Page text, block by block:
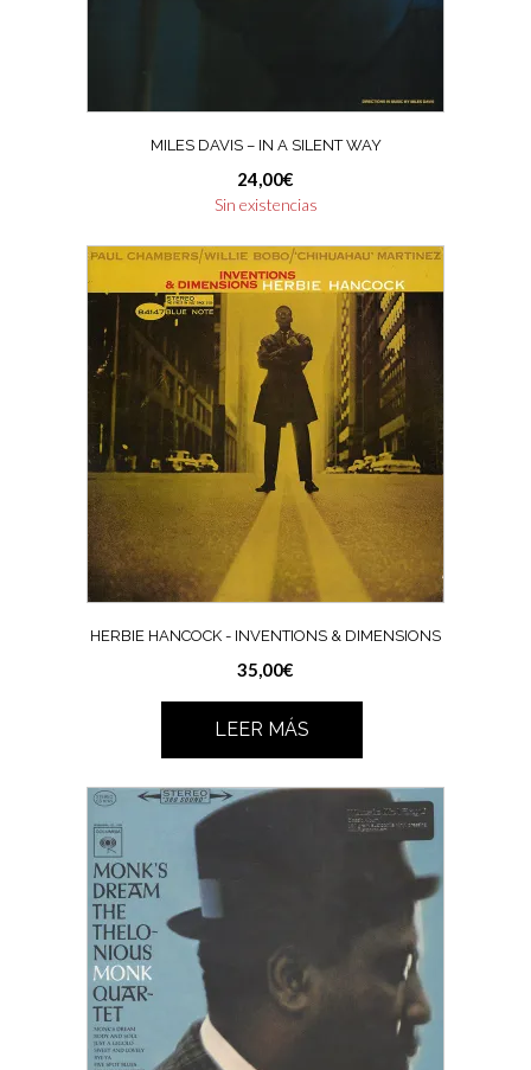
MILES DAVIS – IN A SILENT WAY
24,00€
Sin existencias
HERBIE HANCOCK ‎- INVENTIONS & DIMENSIONS
35,00€
LEER MÁS